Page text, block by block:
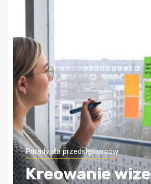
Porady dla przedsiębiorców
Jak zapewnić
finansowe